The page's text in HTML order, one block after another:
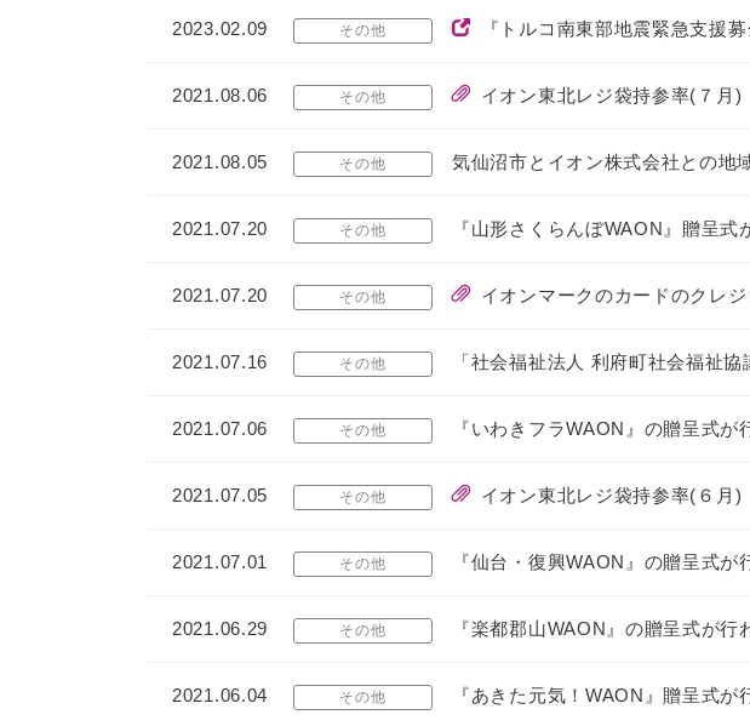
2023.02.09 その他 『トルコ南東部地震緊急支援
2021.08.06 その他 イオン東北レジ袋持参率(７月)
2021.08.05 その他 気仙沼市とイオン株式会社との地
2021.07.20 その他 『山形さくらんぼWAON』贈呈式
2021.07.20 その他 イオンマークのカードのクレ
2021.07.16 その他 「社会福祉法人 利府町社会福祉
2021.07.06 その他 『いわきフラWAON』の贈呈式が
2021.07.05 その他 イオン東北レジ袋持参率(６月)
2021.07.01 その他 『仙台・復興WAON』の贈呈式が
2021.06.29 その他 『楽都郡山WAON』の贈呈式が行
2021.06.04 その他 『あきた元気！WAON』贈呈式が